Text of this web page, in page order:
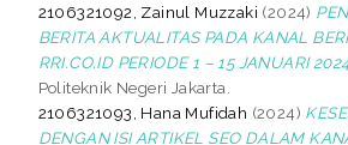
2106321092, Zainul Muzzaki (2024)
BERITA AKTUALITAS PADA KANAL
RRI.CO.ID PERIODE 1 – 15 JANUARI
Politeknik Negeri Jakarta.
2106321093, Hana Mufidah (2024)
DENGAN ISI ARTIKEL SEO DALAM